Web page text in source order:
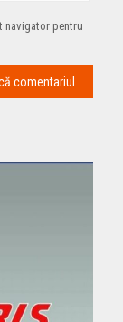
navigator pentru